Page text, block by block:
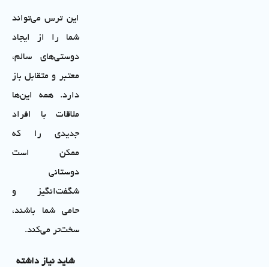
این ترس می‌تواند
شما را از ایجاد
دوستی‌های سالم،
معتبر و متقابل باز
دارد. همه این‌ها
ملاقات با افراد
جدیدی را که
ممکن است
دوستانی
شگفت‌انگیز و
حامی شما باشند،
سخت‌تر می‌کند.
شاید نیاز داشته